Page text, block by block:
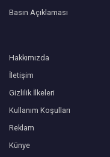
Basın Açıklaması
Hakkımızda
İletişim
Gizlilik İlkeleri
Kullanım Koşulları
Reklam
Künye